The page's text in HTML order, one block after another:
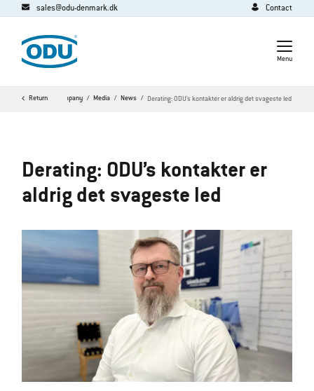
sales@odu-denmark.dk Contact
Menu
Return
Home Company Media News Derating: ODU’s kontakter er aldrig det svageste led
Derating: ODU’s kontakter er
aldrig det svageste led